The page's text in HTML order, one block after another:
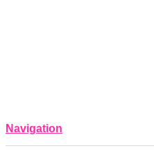
Navigation